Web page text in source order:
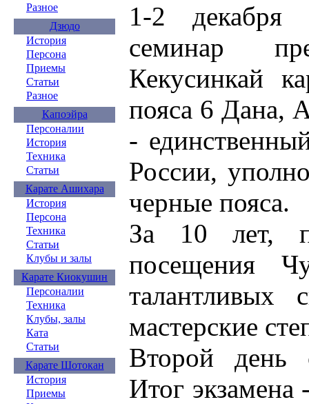
Разное
Дзюдо
История
Персона
Приемы
Статьи
Разное
Капоэйра
Персоналии
История
Техника
Статьи
Карате Ашихара
История
Персона
Техника
Статьи
Клубы и залы
Карате Киокушин
Персоналии
Техника
Клубы, залы
Ката
Статьи
Карате Шотокан
История
Приемы
1-2 декабря
семинар
Кекусинкай
пояса 6 Дана,
-
России,
черные пояса.
За 10 лет,
посещения
талантливых
мастерские
Второй день
Итог